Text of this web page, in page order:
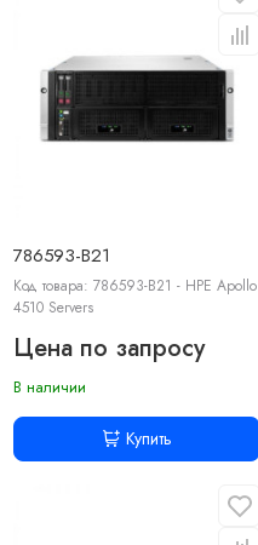
786593-B21
Код товара: 786593-B21 - HPE Apollo
4510 Servers
Цена по запросу
В наличии
Купить